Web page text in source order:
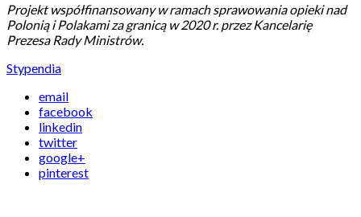
Projekt współfinansowany w ramach sprawowania opieki nad
Polonią i Polakami za granicą w 2020 r. przez Kancelarię
Prezesa Rady Ministrów.
Stypendia
email
facebook
linkedin
twitter
google+
pinterest